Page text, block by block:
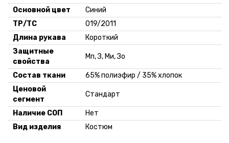
Основной цвет
Синий
ТР/ТС
019/2011
Длина рукава
Короткий
Защитные
свойства
Мп, З, Ми, Зо
Состав ткани
65% полиэфир / 35% хлопок
Ценовой
сегмент
Стандарт
Наличие СОП
Нет
Вид изделия
Костюм